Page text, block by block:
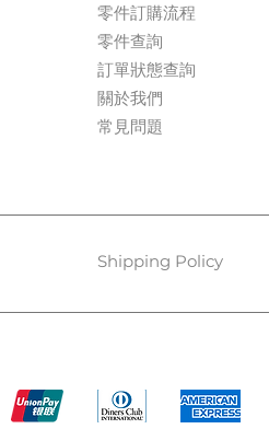
​零件訂購流程
零件查詢
訂單狀態查詢
關於我們​
常見問題
Shipping Policy